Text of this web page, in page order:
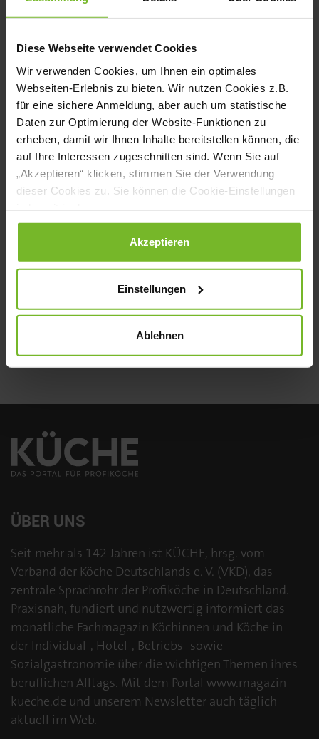
Diese Webseite verwendet Cookies
Wir verwenden Cookies, um Ihnen ein optimales
Webseiten-Erlebnis zu bieten. Wir nutzen Cookies z.B.
für eine sichere Anmeldung, aber auch um statistische
Daten zur Optimierung der Website-Funktionen zu
erheben, damit wir Ihnen Inhalte bereitstellen können, die
auf Ihre Interessen zugeschnitten sind. Wenn Sie auf
„Akzeptieren“ klicken, stimmen Sie der Verwendung
dieser Cookies zu. Sie können die Cookie-Einstellungen
Datenschutzerklärung|Impressum
Akzeptieren
Einstellungen
Ablehnen
mit aromatischem Gouda bestreut. Das
cheesy sein.“ Eine Verkaufseinheit enthält
2 x 30 Stück á 100 g. Silber bei den
Backwaren herzhaft!
Weitere Informationen finden Siehier.
NEWSLETTER
ÜBER UNS
Seit mehr als 142 Jahren ist KÜCHE, hrsg. vom
Verband der Köche Deutschlands e. V. (VKD), das
zentrale Sprachrohr der Profiköche in Deutschland.
Praxisnah, fundiert und nutzwertig informiert das
monatliche Fachmagazin Köchinnen und Köche in
der Individual-, Hotel-, Betriebs- sowie
Sozialgastronomie über die wichtigen Themen ihres
beruflichen Alltags. Mit dem Portal www.magazin-
kueche.de und unserem Newsletter auch täglich
aktuell im Web.